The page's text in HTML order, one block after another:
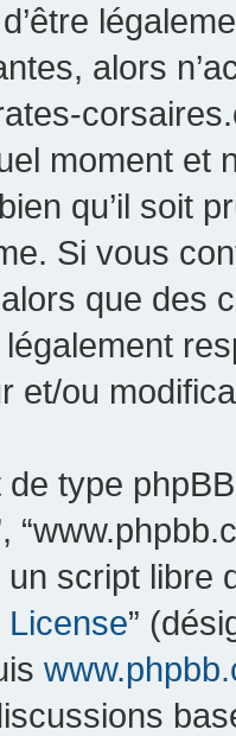
alors
moment
qu’il soit
Si vous
que des
légalement
et/ou
type phpBB
un script
License”